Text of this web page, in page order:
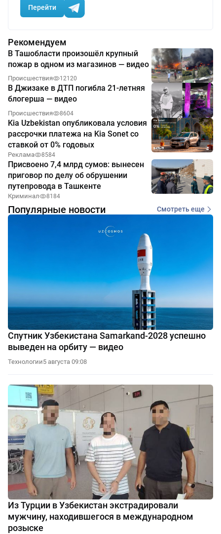
Перейти
Рекомендуем
В Ташобласти произошёл крупный
пожар в одном из магазинов — видео
Происшествия 12120
В Джизаке в ДТП погибла 21-летняя
блогерша — видео
Происшествия 8604
Kia Uzbekistan опубликовала условия
рассрочки платежа на Kia Sonet со
ставкой от 0% годовых
Реклама 8584
Присвоено 7,4 млрд сумов: вынесен
приговор по делу об обрушении
путепровода в Ташкенте
Криминал 8184
Популярные новости Смотреть еще
Спутник Узбекистана Samarkand-2028 успешно
выведен на орбиту — видео
Технологии5 августа 09:08
Из Турции в Узбекистан экстрадировали
мужчину, находившегося в международном
розыске